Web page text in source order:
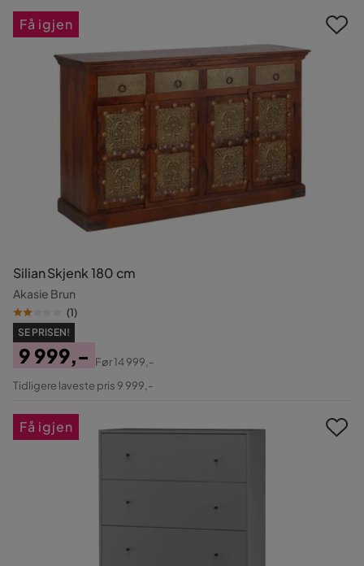
Silian Skjenk 180 cm
Akasie Brun
(1)
SE PRISEN!
Pris
9 999,-
Original
Før14 999,-
Tidligere laveste pris 9 999,-
Få igjen
Få igjen